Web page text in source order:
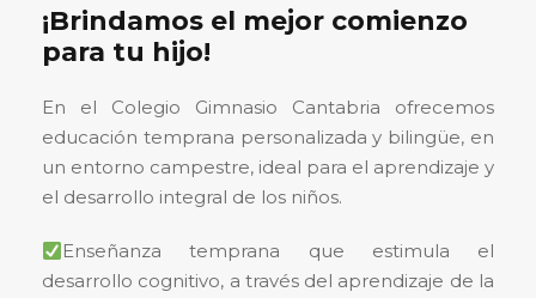
¡Brindamos el mejor comienzo
para tu hijo!
En el Colegio Gimnasio Cantabria ofrecemos
educación temprana personalizada y bilingüe, en
un entorno campestre, ideal para el aprendizaje y
el desarrollo integral de los niños.
Enseñanza temprana que estimula el
desarrollo cognitivo, a través del aprendizaje de la